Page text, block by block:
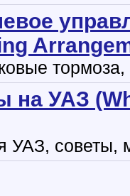
на УАЗ
УАЗ, советы,